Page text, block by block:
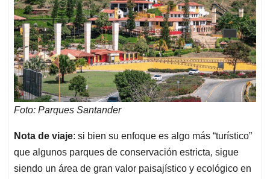
Foto: Parques Santander
Nota de viaje: si bien su enfoque es algo más “turístico”
que algunos parques de conservación estricta, sigue
siendo un área de gran valor paisajístico y ecológico en